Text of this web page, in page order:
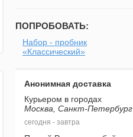
ПОПРОБОВАТЬ:
Набор - пробник
«Классический»
Анонимная доставка
Курьером в городах
Москва, Санкт-Петербург
сегодня - завтра